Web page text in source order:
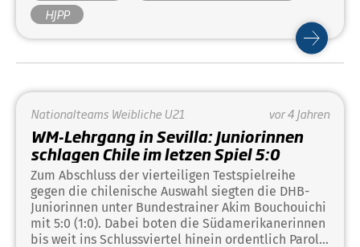
HJPP
Nationalteams Weibliche U21 vor 4 Jahren
WM-Lehrgang in Sevilla: Juniorinnen
schlagen Chile im letzen Spiel 5:0
Zum Abschluss der vierteiligen Testspielreihe
gegen die chilenische Auswahl siegten die DHB-
Juniorinnen unter Bundestrainer Akim Bouchouichi
mit 5:0 (1:0). Dabei boten die Südamerikanerinnen
bis weit ins Schlussviertel hinein ordentlich Paroli,